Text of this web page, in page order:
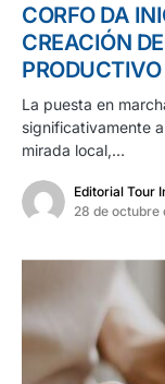
CORFO DA
CREACIÓN
La puesta en
significativamente
mirada local,…
Editorial Tour
28 de octubre